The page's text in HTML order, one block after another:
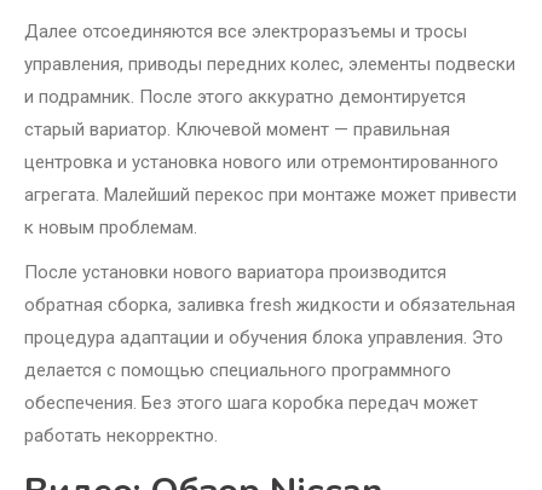
Далее отсоединяются все электроразъемы и тросы
управления, приводы передних колес, элементы подвески
и подрамник. После этого аккуратно демонтируется
старый вариатор. Ключевой момент — правильная
центровка и установка нового или отремонтированного
агрегата. Малейший перекос при монтаже может привести
к новым проблемам.
После установки нового вариатора производится
обратная сборка, заливка fresh жидкости и обязательная
процедура адаптации и обучения блока управления. Это
делается с помощью специального программного
обеспечения. Без этого шага коробка передач может
работать некорректно.